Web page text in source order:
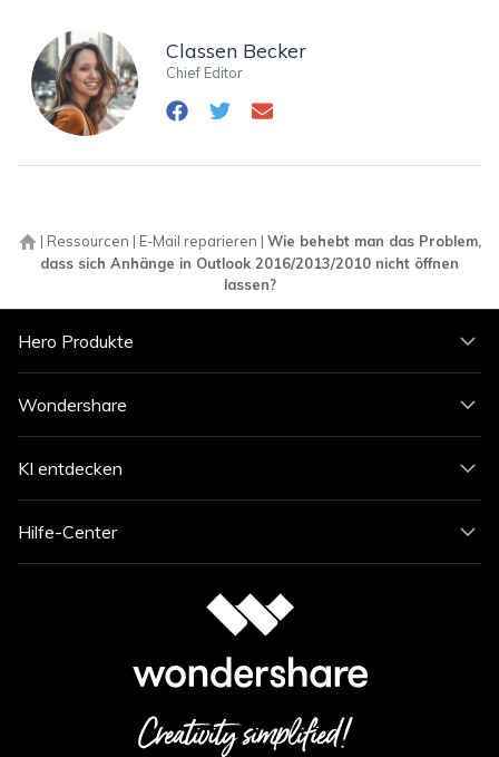
Classen Becker
Chief Editor
| Ressourcen | E-Mail reparieren | Wie behebt man das Problem,
dass sich Anhänge in Outlook 2016/2013/2010 nicht öffnen
lassen?
Hero Produkte
Wondershare
KI entdecken
Hilfe-Center